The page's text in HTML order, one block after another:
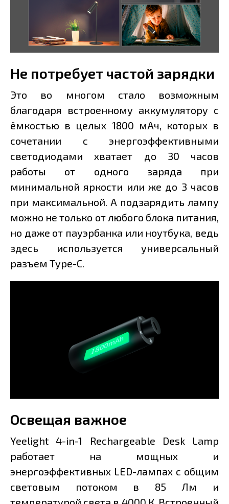
Не потребует частой зарядки
Это во многом стало возможным
благодаря встроенному аккумулятору с
ёмкостью в целых 1800 мАч, которых в
сочетании с энергоэффективными
светодиодами хватает до 30 часов
работы от одного заряда при
минимальной яркости или же до 3 часов
при максимальной. А подзарядить лампу
можно не только от любого блока питания,
но даже от пауэрбанка или ноутбука, ведь
здесь используется универсальный
разъем Type-C.
Освещая важное
Yeelight 4-in-1 Rechargeable Desk Lamp
работает на мощных и
энергоэффективных LED-лампах с общим
световым потоком в 85 Лм и